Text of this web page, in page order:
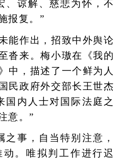
、谅解、慈悲为怀，不
报复。”
作出，招致中外舆论
沓来。梅小璈在《我的
中，描述了一个鲜为人
民政府外交部长王世杰
国内人士对国际法庭之
意。”
事，自当特别注意，
。唯拟判工作进行迟